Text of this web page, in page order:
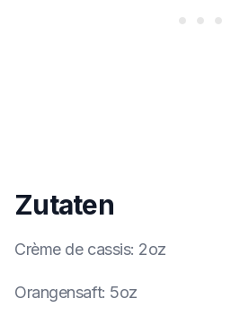
Zutaten
Crème de cassis: 2oz
Orangensaft: 5oz